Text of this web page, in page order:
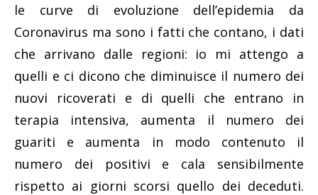
le curve di evoluzione dell’epidemia da
Coronavirus ma sono i fatti che contano, i dati
che arrivano dalle regioni: io mi attengo a
quelli e ci dicono che diminuisce il numero dei
nuovi ricoverati e di quelli che entrano in
terapia intensiva, aumenta il numero dei
guariti e aumenta in modo contenuto il
numero dei positivi e cala sensibilmente
rispetto ai giorni scorsi quello dei deceduti.